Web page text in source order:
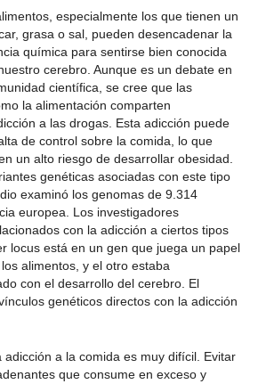
especialmente los que tienen un
grasa o sal, pueden desencadenar la
química para sentirse bien conocida
cerebro. Aunque es un debate en
científica, se cree que las
la alimentación comparten
a las drogas. Esta adicción puede
de control sobre la comida, lo que
un alto riesgo de desarrollar obesidad.
genéticas asociadas con este tipo
examinó los genomas de 9.314
europea. Los investigadores
con la adicción a ciertos tipos
locus está en un gen que juega un papel
alimentos, y el otro estaba
con el desarrollo del cerebro. El
genéticos directos con la adicción
adicción a la comida es muy difícil. Evitar
que consume en exceso y